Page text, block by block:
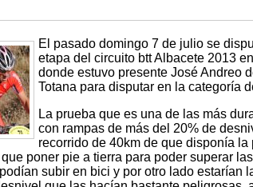
El pasado domingo 7 de julio se
etapa del circuito btt Albacete 2013
donde estuvo presente José Andreo
Totana para disputar en la categoría
La prueba que es una de las más
con rampas de más del 20% de
recorrido de 40km de que disponía
poner pie a tierra para poder superar
subir en bici y por otro lado estarían